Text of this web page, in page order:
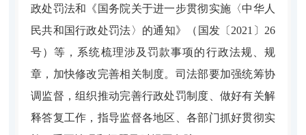
政处罚法和《国务院关于进一步贯彻实施〈中华人
民共和国行政处罚法〉的通知》（国发〔2021〕26
号）等，系统梳理涉及罚款事项的行政法规、规
章，加快修改完善相关制度。司法部要加强统筹协
调监督，组织推动完善行政处罚制度、做好有关解
释答复工作，指导监督各地区、各部门抓好贯彻实